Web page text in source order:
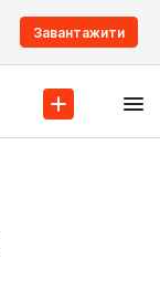
Завантажити